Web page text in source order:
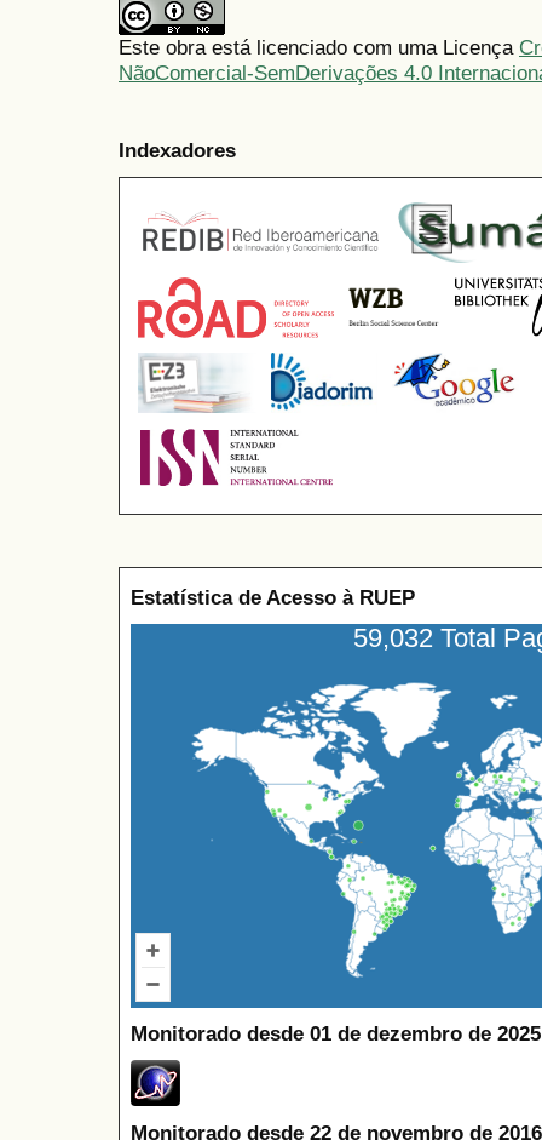
Este obra está licenciado com uma Licença
NãoComercial-SemDerivações 4.0
Indexadores
Estatística de Acesso à RUEP
59,032 Total
Monitorado desde 01 de dezembro de
Monitorado desde 22 de novembro de